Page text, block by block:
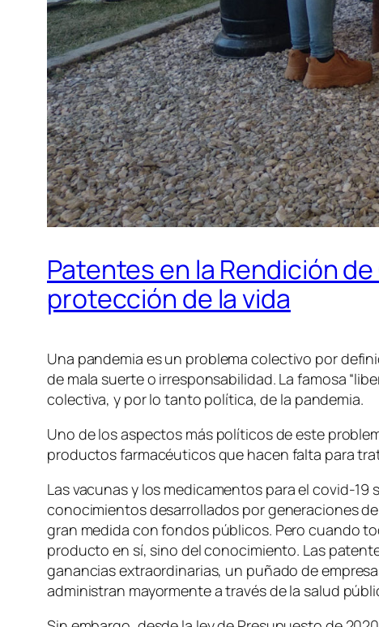
Patentes en la Rendición
protección de la vida
Una pandemia es un problema colectivo por
de mala suerte o irresponsabilidad. La famosa
colectiva, y por lo tanto política, de la pandemia.
Uno de los aspectos más políticos de este
productos farmacéuticos que hacen falta para
Las vacunas y los medicamentos para el covid-
conocimientos desarrollados por generaciones
gran medida con fondos públicos. Pero cuando
producto en sí, sino del conocimiento. Las
ganancias extraordinarias, un puñado de
administran mayormente a través de la salud